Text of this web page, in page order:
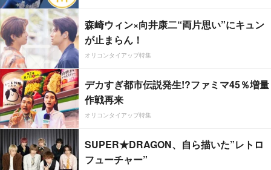
森崎ウィン×向井康二“両片思い”にキュン
が止まらん！
オリコンタイアップ特集
デカすぎ都市伝説発生!?ファミマ45％増量
作戦再来
オリコンタイアップ特集
SUPER★DRAGON、自ら描いた”レトロ
フューチャー”